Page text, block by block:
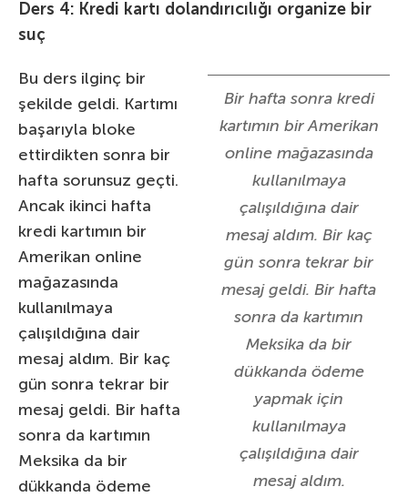
Ders 4: Kredi kartı dolandırıcılığı organize bir
suç
Bir hafta sonra kredi
kartımın bir Amerikan
online mağazasında
kullanılmaya
çalışıldığına dair
mesaj aldım. Bir kaç
gün sonra tekrar bir
mesaj geldi. Bir hafta
sonra da kartımın
Meksika da bir
dükkanda ödeme
yapmak için
kullanılmaya
çalışıldığına dair
mesaj aldım.
Bu ders ilginç bir
şekilde geldi. Kartımı
başarıyla bloke
ettirdikten sonra bir
hafta sorunsuz geçti.
Ancak ikinci hafta
kredi kartımın bir
Amerikan online
mağazasında
kullanılmaya
çalışıldığına dair
mesaj aldım. Bir kaç
gün sonra tekrar bir
mesaj geldi. Bir hafta
sonra da kartımın
Meksika da bir
dükkanda ödeme